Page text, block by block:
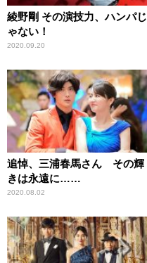
綾野剛 その演技力、ハンパじ
ゃない！
2020.09.20
追悼、三浦春馬さん その輝
きは永遠に……
2020.08.02